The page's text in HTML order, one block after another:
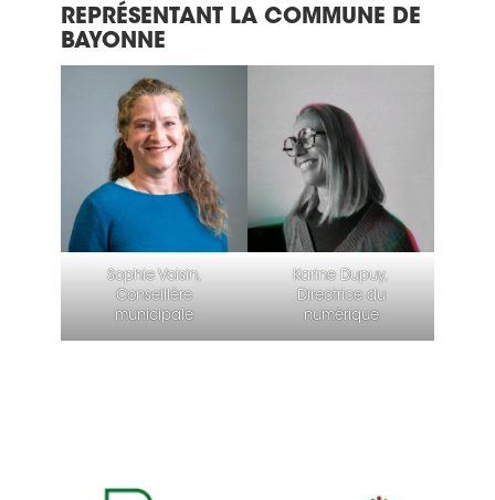
REPRÉSENTANT LA COMMUNE DE
BAYONNE
Sophie Voisin,
Conseillère
municipale
Karine Dupuy,
Directrice du
numérique